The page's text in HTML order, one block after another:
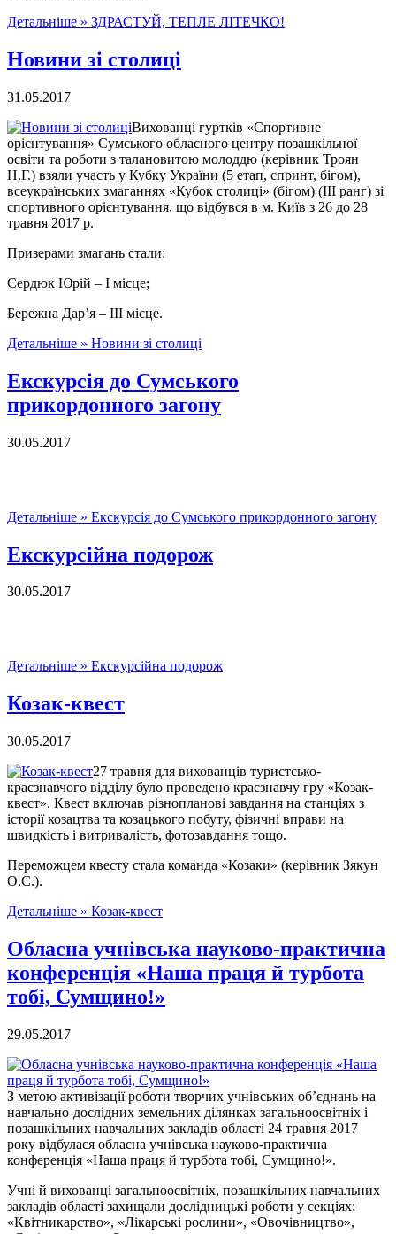
Детальніше » ЗДРАСТУЙ, ТЕПЛЕ ЛІТЕЧКО!
Новини зі столиці
31.05.2017
Вихованці гуртків «Спортивне
орієнтування» Сумського обласного центру позашкільної
освіти та роботи з талановитою молоддю (керівник Троян
Н.Г.) взяли участь у Кубку України (5 етап, спринт, бігом),
всеукраїнських змаганнях «Кубок столиці» (бігом) (ІІІ ранг) зі
спортивного орієнтування, що відбувся в м. Київ з 26 до 28
травня 2017 р.
Призерами змагань стали:
Сердюк Юрій – І місце;
Бережна Дар’я – ІІІ місце.
Детальніше » Новини зі столиці
Екскурсія до Сумського
прикордонного загону
30.05.2017
Детальніше » Екскурсія до Сумського прикордонного загону
Екскурсійна подорож
30.05.2017
Детальніше » Екскурсійна подорож
Козак-квест
30.05.2017
27 травня для вихованців туристсько-
краєзнавчого відділу було проведено краєзнавчу гру «Козак-
квест». Квест включав різнопланові завдання на станціях з
історії козацтва та козацького побуту, фізичні вправи на
швидкість і витривалість, фотозавдання тощо.
Переможцем квесту стала команда «Козаки» (керівник Зякун
О.С.).
Детальніше » Козак-квест
Обласна учнівська науково-практична
конференція «Наша праця й турбота
тобі, Сумщино!»
29.05.2017
З метою активізації роботи творчих учнівських об’єднань на
навчально-дослідних земельних ділянках загальноосвітніх і
позашкільних навчальних закладів області 24 травня 2017
року відбулася обласна учнівська науково-практична
конференція «Наша праця й турбота тобі, Сумщино!».
Учні й вихованці загальноосвітніх, позашкільних навчальних
закладів області захищали дослідницькі роботи у секціях:
«Квітникарство», «Лікарські рослини», «Овочівництво»,